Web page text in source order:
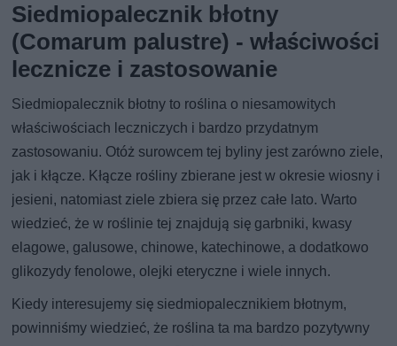
Siedmiopalecznik błotny
(Comarum palustre) - właściwości
lecznicze i zastosowanie
Siedmiopalecznik błotny to roślina o niesamowitych
właściwościach leczniczych i bardzo przydatnym
zastosowaniu. Otóż surowcem tej byliny jest zarówno ziele,
jak i kłącze. Kłącze rośliny zbierane jest w okresie wiosny i
jesieni, natomiast ziele zbiera się przez całe lato. Warto
wiedzieć, że w roślinie tej znajdują się garbniki, kwasy
elagowe, galusowe, chinowe, katechinowe, a dodatkowo
glikozydy fenolowe, olejki eteryczne i wiele innych.
Kiedy interesujemy się siedmiopalecznikiem błotnym,
powinniśmy wiedzieć, że roślina ta ma bardzo pozytywny